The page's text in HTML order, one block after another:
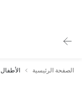
الصفحة الرئيسية الأطفال